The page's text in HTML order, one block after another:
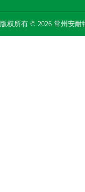
版权所有 © 2026 常州安耐